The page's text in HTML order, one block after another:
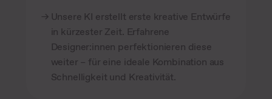
Unsere KI erstellt erste kreative Entwürfe
in kürzester Zeit. Erfahrene
Designer:innen perfektionieren diese
weiter – für eine ideale Kombination aus
Schnelligkeit und Kreativität.